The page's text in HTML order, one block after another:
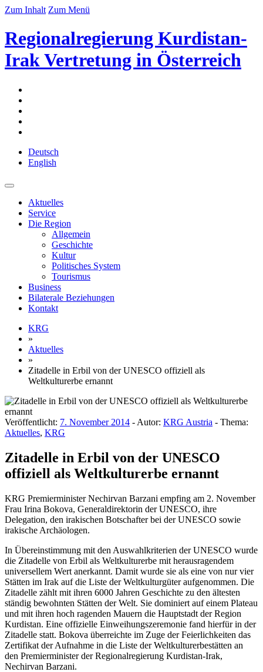
Zum Inhalt Zum Menü
Regionalregierung Kurdistan-
Irak Vertretung in Österreich
Deutsch
English
Aktuelles
Service
Die Region
Allgemein
Geschichte
Kultur
Politisches System
Tourismus
Business
Bilaterale Beziehungen
Kontakt
KRG
»
Aktuelles
»
Zitadelle in Erbil von der UNESCO offiziell als
Weltkulturerbe ernannt
Veröffentlicht: 7. November 2014 - Autor: KRG Austria - Thema:
Aktuelles, KRG
Zitadelle in Erbil von der UNESCO
offiziell als Weltkulturerbe ernannt
KRG Premierminister Nechirvan Barzani empfing am 2. November
Frau Irina Bokova, Generaldirektorin der UNESCO, ihre
Delegation, den irakischen Botschafter bei der UNESCO sowie
irakische Archäologen.
In Übereinstimmung mit den Auswahlkriterien der UNESCO wurde
die Zitadelle von Erbil als Weltkulturerbe mit herausragendem
universellem Wert anerkannt. Damit wurde sie als eine von nur vier
Stätten im Irak auf die Liste der Weltkulturgüter aufgenommen. Die
Zitadelle zählt mit ihren 6000 Jahren Geschichte zu den ältesten
ständig bewohnten Stätten der Welt. Sie dominiert auf einem Plateau
und mit ihren hoch ragenden Mauern die Hauptstadt der Region
Kurdistan. Eine offizielle Einweihungszeremonie fand hierfür in der
Zitadelle statt. Bokova überreichte im Zuge der Feierlichkeiten das
Zertifikat der Aufnahme in die Liste der Weltkulturerbestätten an
den Premierminister der Regionalregierung Kurdistan-Irak,
Nechirvan Barzani.